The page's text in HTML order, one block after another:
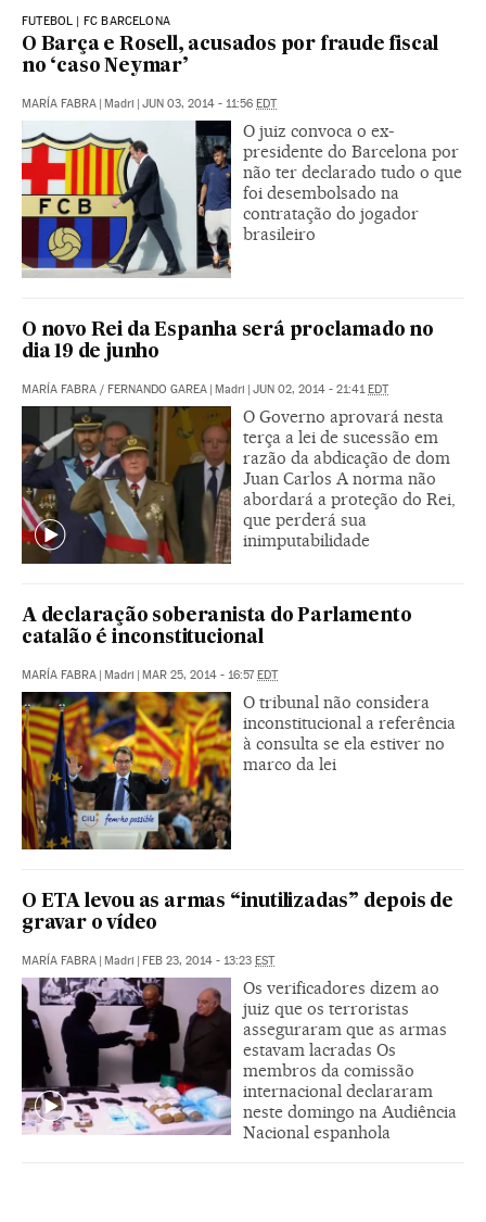
FUTEBOL | FC BARCELONA
O Barça e Rosell, acusados por fraude fiscal
no ‘caso Neymar’
MARÍA FABRA | Madri | JUN 03, 2014 - 11:56 EDT
O juiz convoca o ex-
presidente do Barcelona por
não ter declarado tudo o que
foi desembolsado na
contratação do jogador
brasileiro
O novo Rei da Espanha será proclamado no
dia 19 de junho
MARÍA FABRA / FERNANDO GAREA | Madri | JUN 02, 2014 - 21:41EDT
O Governo aprovará nesta
terça a lei de sucessão em
razão da abdicação de dom
Juan Carlos A norma não
abordará a proteção do Rei,
que perderá sua
inimputabilidade
A declaração soberanista do Parlamento
catalão é inconstitucional
MARÍA FABRA | Madri | MAR 25, 2014 - 16:57EDT
O tribunal não considera
inconstitucional a referência
à consulta se ela estiver no
marco da lei
O ETA levou as armas “inutilizadas” depois de
gravar o vídeo
MARÍA FABRA | Madri | FEB 23, 2014 - 13:23 EST
Os verificadores dizem ao
juiz que os terroristas
asseguraram que as armas
estavam lacradas Os
membros da comissão
internacional declararam
neste domingo na Audiência
Nacional espanhola